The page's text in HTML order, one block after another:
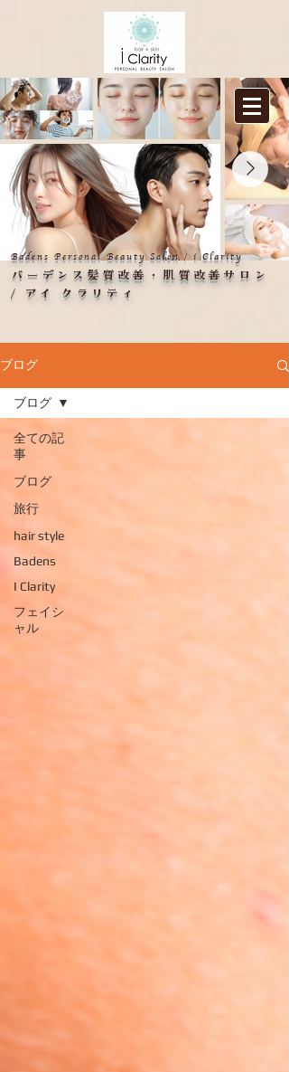
Badens Personal Beauty Salon​/ i Clarity
バーデンス髪質改善・肌質改善サロン
/ アイ クラリティ
ブログ
全ての記
事
ブログ
旅行
hair style
Badens
I Clarity
フェイシ
ャル
ブログ